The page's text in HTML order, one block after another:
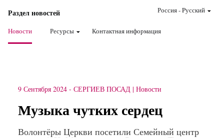
Раздел новостей
Новости Ресурсы Контактная информация
Россия-Pусский
9 Сентября 2024 - СЕРГИЕВ ПОСАД Новости
Музыка чутких сердец
Волонтёры Церкви посетили Семейный центр